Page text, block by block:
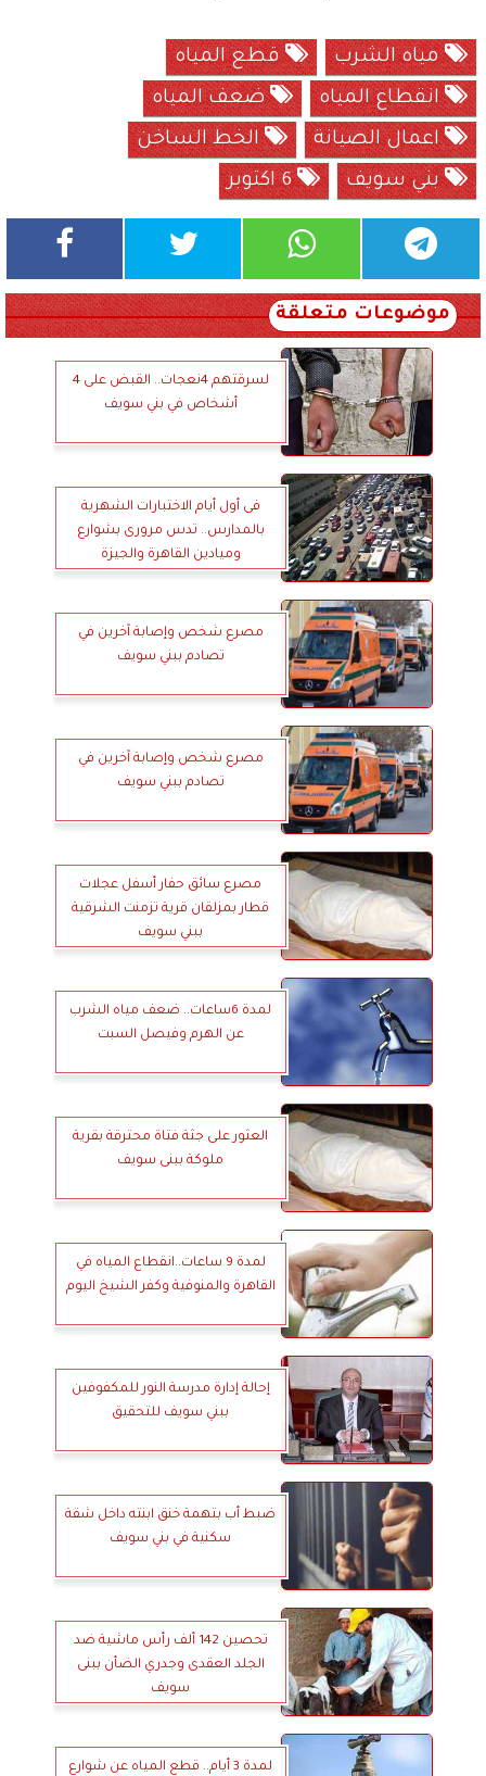
مياه الشرب
قطع المياه
انقطاع المياه
ضعف المياه
اعمال الصيانة
الخط الساخن
بني سويف
6 اكتوبر
موضوعات متعلقة
لسرقتهم 4نعجات.. القبض على 4
أشخاص في بني سويف
فى أول أيام الاختبارات الشهرية
بالمدارس.. تدس مرورى بشوارع
وميادين القاهرة والجيزة
مصرع شخص وإصابة آخرين في
تصادم ببني سويف
مصرع شخص وإصابة آخرين في
تصادم ببني سويف
مصرع سائق حفار أسفل عجلات
قطار بمزلقان قرية تزمنت الشرقية
ببني سويف
لمدة 6ساعات.. ضعف مياه الشرب
عن الهرم وفيصل السبت
العثور على جثة فتاة محترقة بقرية
ملوكة ببنى سويف
لمدة 9 ساعات..انقطاع المياه في
القاهرة والمنوفية وكفر الشيخ اليوم
إحالة إدارة مدرسة النور للمكفوفين
ببني سويف للتحقيق
ضبط أب بتهمة خنق ابنته داخل شقة
سكنية في بني سويف
تحصين 142 ألف رأس ماشية ضد
الجلد العقدى وجدري الضأن ببنى
سويف
لمدة 3 أيام.. قطع المياه عن شوارع